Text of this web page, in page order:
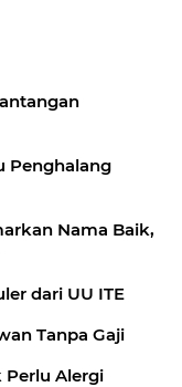
Penghalang
Nama Baik,
dari UU ITE
Tanpa Gaji
Perlu Alergi